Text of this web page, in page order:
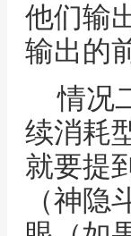
他们输
输出的
情况
续消耗
就要提
（神